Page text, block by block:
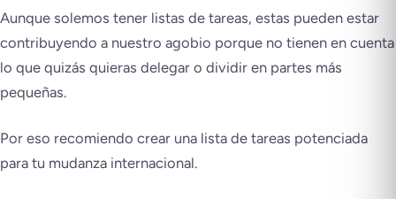
Aunque solemos tener listas de tareas, estas pueden estar
contribuyendo a nuestro agobio porque no tienen en cuenta
lo que quizás quieras delegar o dividir en partes más
pequeñas.
Por eso recomiendo crear una lista de tareas potenciada
para tu mudanza internacional.